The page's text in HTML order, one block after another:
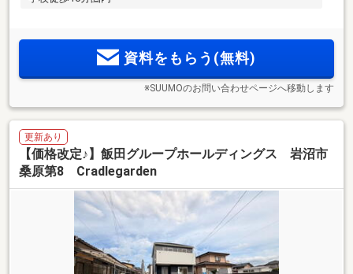
資料をもらう(無料)
※SUUMOのお問い合わせページへ移動します
更新あり
【価格改定♪】飯田グループホールディングス 岩沼市
桑原第8 Cradlegarden